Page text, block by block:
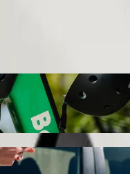
avec